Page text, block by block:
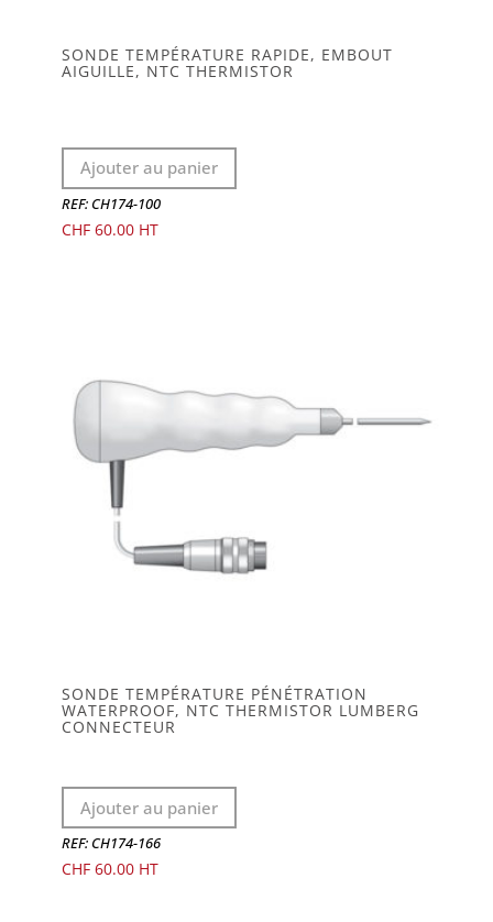
SONDE TEMPÉRATURE RAPIDE, EMBOUT
AIGUILLE, NTC THERMISTOR
Ajouter au panier
REF: CH174-100
CHF60.00
SONDE TEMPÉRATURE PÉNÉTRATION
WATERPROOF, NTC THERMISTOR LUMBERG
CONNECTEUR
Ajouter au panier
REF: CH174-166
CHF60.00